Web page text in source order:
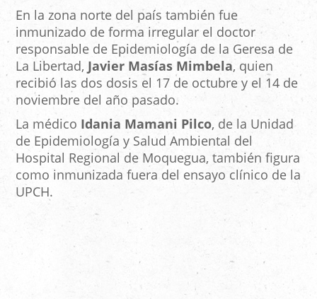
En la zona norte del país también fue
inmunizado de forma irregular el doctor
responsable de Epidemiología de la Geresa de
La Libertad, Javier Masías Mimbela, quien
recibió las dos dosis el 17 de octubre y el 14 de
noviembre del año pasado.
La médico Idania Mamani Pilco, de la Unidad
de Epidemiología y Salud Ambiental del
Hospital Regional de Moquegua, también figura
como inmunizada fuera del ensayo clínico de la
UPCH.